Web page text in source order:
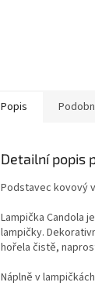
Popis
Detailní popis
Podstavec kovový
Lampička Candola
lampičky.
hořela čistě,
Náplně v